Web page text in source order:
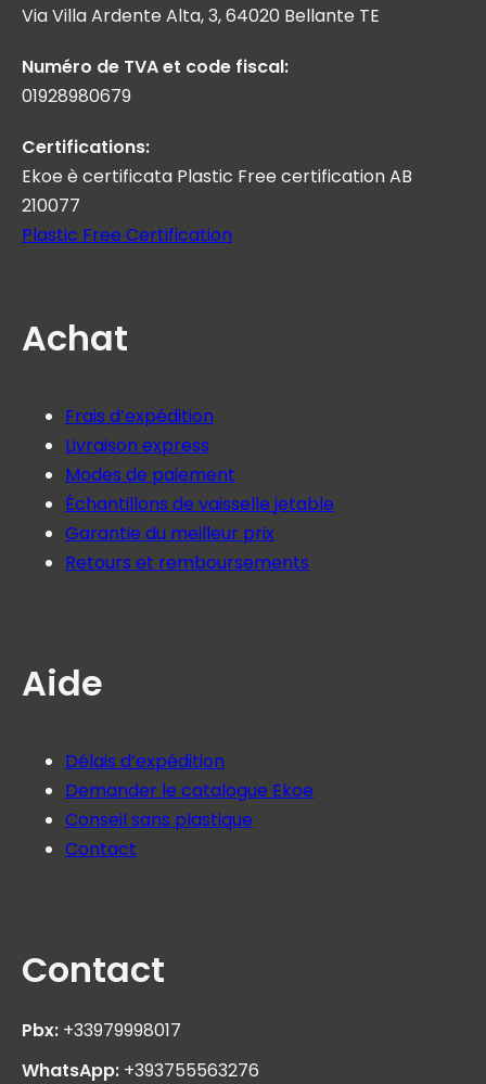
Via Villa Ardente Alta, 3, 64020 Bellante TE
Numéro de TVA et code fiscal:
01928980679
Certifications:
Ekoe è certificata Plastic Free certification AB
210077
Plastic Free Certification
Achat
Frais d’expédition
Livraison express
Modes de paiement
Échantillons de vaisselle jetable
Garantie du meilleur prix
Retours et remboursements
Aide
Délais d’expédition
Demander le catalogue Ekoe
Conseil sans plastique
Contact
Contact
Pbx: +33979998017
WhatsApp: +393755563276